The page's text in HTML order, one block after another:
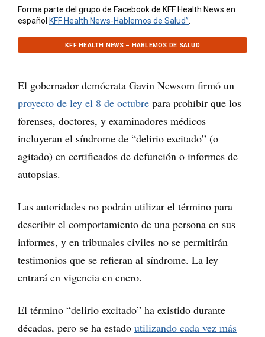
Forma parte del grupo de Facebook de KFF Health News en
español KFF Health News-Hablemos de Salud”.
KFF HEALTH NEWS – HABLEMOS DE SALUD
El gobernador demócrata Gavin Newsom firmó un
proyecto de ley el 8 de octubre para prohibir que los
forenses, doctores, y examinadores médicos
incluyeran el síndrome de “delirio excitado” (o
agitado) en certificados de defunción o informes de
autopsias.
Las autoridades no podrán utilizar el término para
describir el comportamiento de una persona en sus
informes, y en tribunales civiles no se permitirán
testimonios que se refieran al síndrome. La ley
entrará en vigencia en enero.
El término “delirio excitado” ha existido durante
décadas, pero se ha estado utilizando cada vez más